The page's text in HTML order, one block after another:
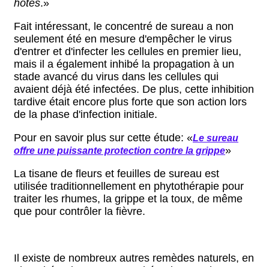
hôtes.»
Fait intéressant, le concentré de sureau a non
seulement été en mesure d'empêcher le virus
d'entrer et d'infecter les cellules en premier lieu,
mais il a également inhibé la propagation à un
stade avancé du virus dans les cellules qui
avaient déjà été infectées. De plus, cette inhibition
tardive était encore plus forte que son action lors
de la phase d'infection initiale.
Pour en savoir plus sur cette étude: «Le sureau
offre une puissante protection contre la grippe»
La tisane de fleurs et feuilles de sureau est
utilisée traditionnellement en phytothérapie pour
traiter les rhumes, la grippe et la toux, de même
que pour contrôler la fièvre.
Il existe de nombreux autres remèdes naturels, en